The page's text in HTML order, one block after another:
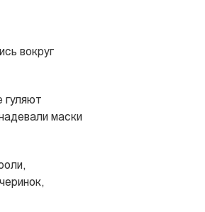
вокруг
гуляют
маски